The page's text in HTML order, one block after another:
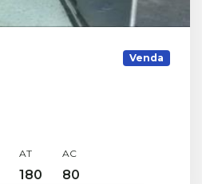
Venda
AT
180
AC
80